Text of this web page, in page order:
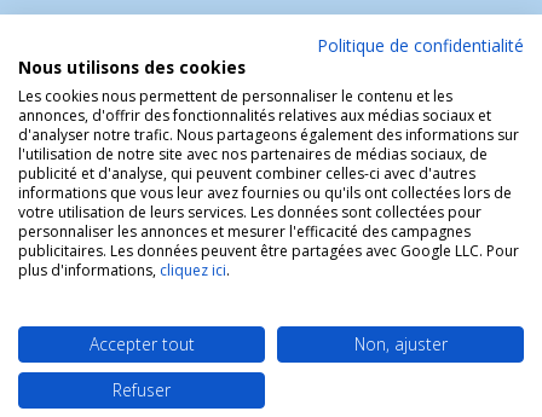
La Boutique des Chrétiens © | La boutique religieuse chrétienne de
référence !.
Politique de confidentialité
Nous utilisons des cookies
Les cookies nous permettent de personnaliser le contenu et les
annonces, d'offrir des fonctionnalités relatives aux médias sociaux et
d'analyser notre trafic. Nous partageons également des informations sur
l'utilisation de notre site avec nos partenaires de médias sociaux, de
publicité et d'analyse, qui peuvent combiner celles-ci avec d'autres
informations que vous leur avez fournies ou qu'ils ont collectées lors de
votre utilisation de leurs services. Les données sont collectées pour
personnaliser les annonces et mesurer l'efficacité des campagnes
publicitaires. Les données peuvent être partagées avec Google LLC. Pour
plus d'informations, cliquez ici.
Accepter tout
Non, ajuster
Refuser